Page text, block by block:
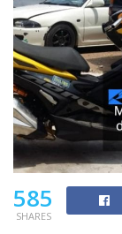
585
SHARES